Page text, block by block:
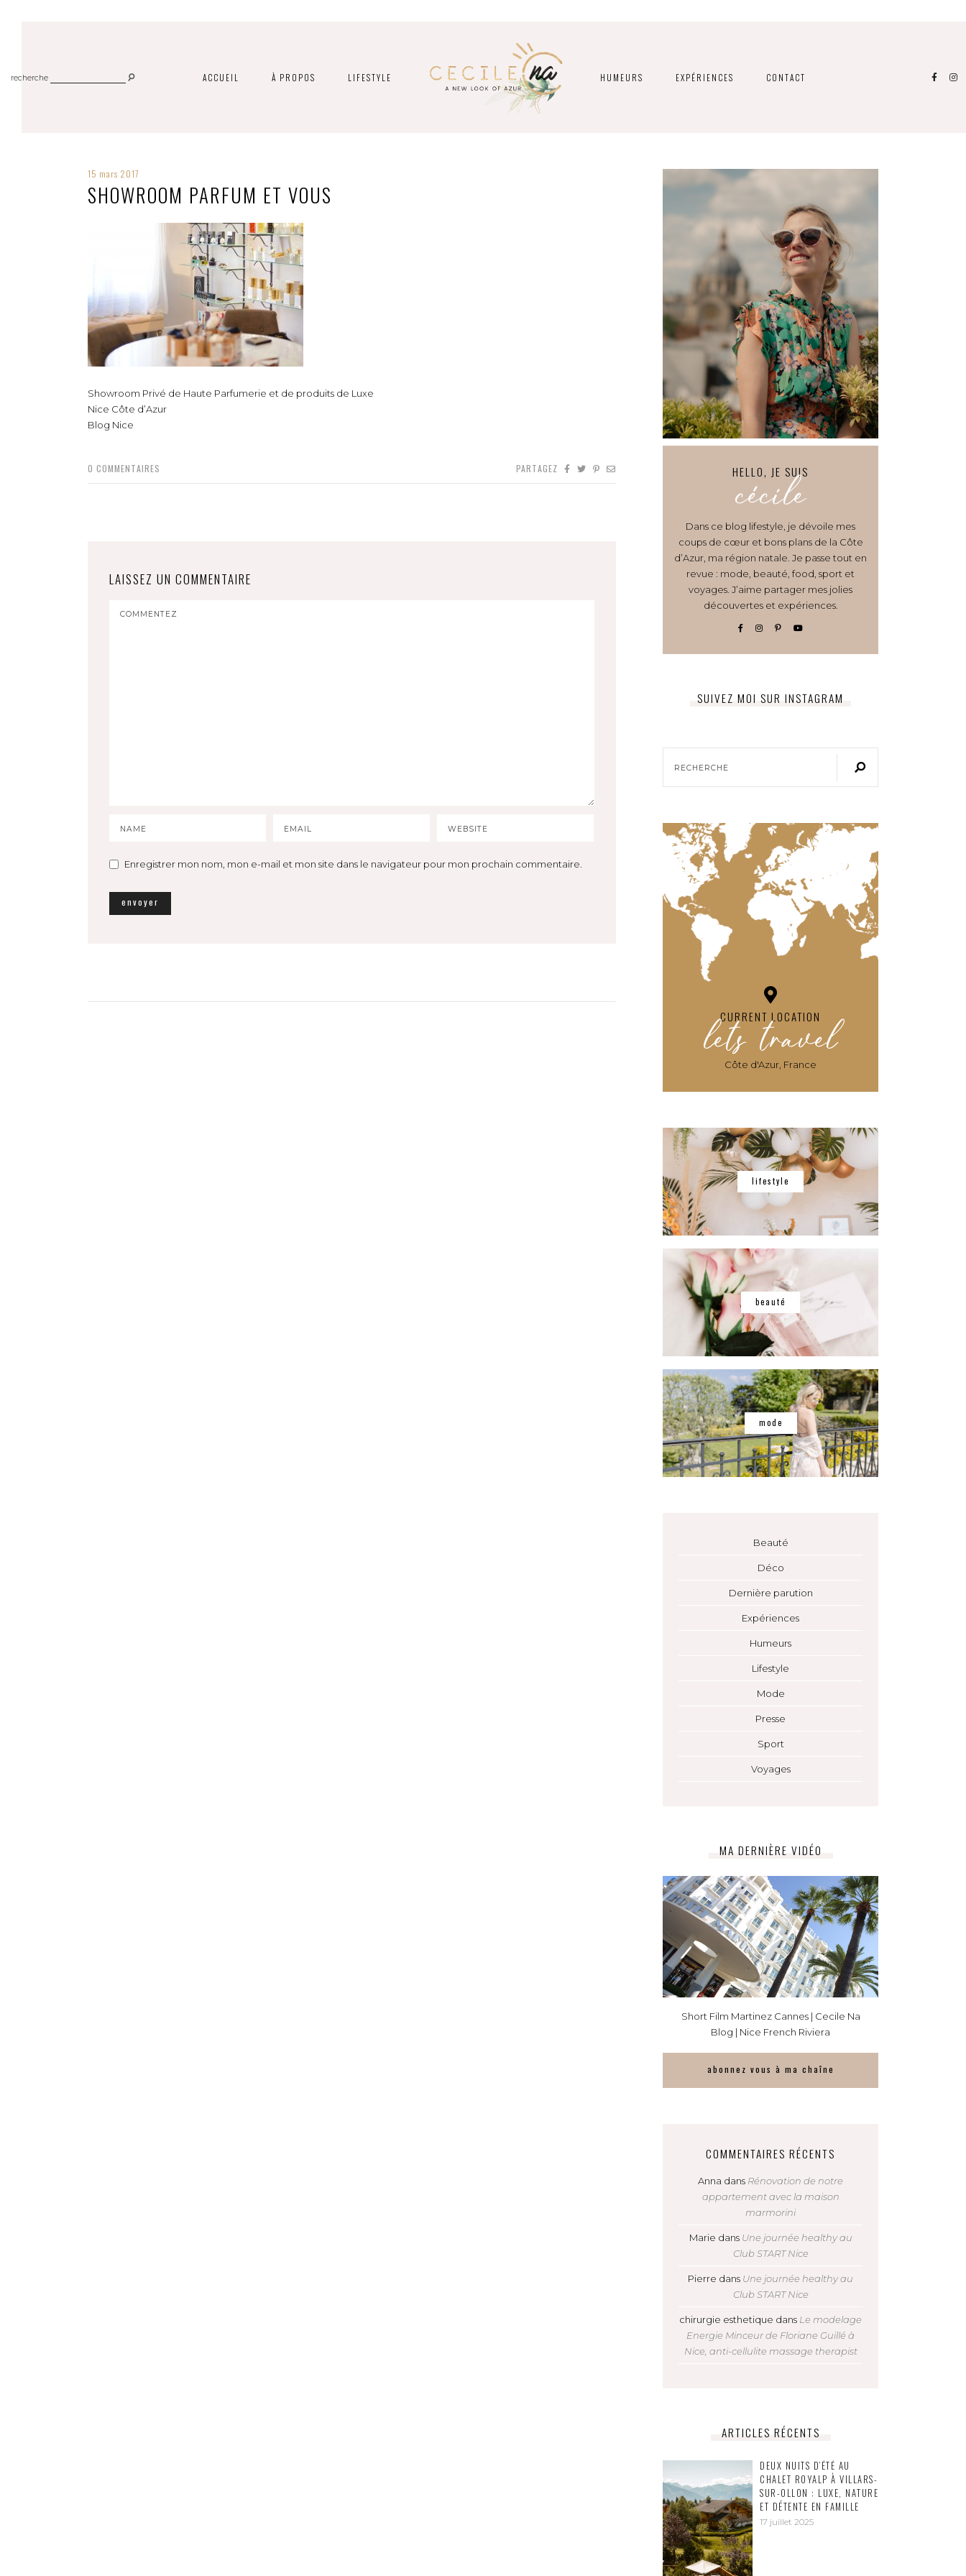
recherche ACCUEIL À PROPOS LIFESTYLE HUMEURS EXPÉRIENCES CONTACT
15 mars 2017
SHOWROOM PARFUM ET VOUS
Showroom Privé de Haute Parfumerie et de produits de Luxe
Nice Côte d’Azur
Blog Nice
0 COMMENTAIRES PARTAGEZ
LAISSEZ UN COMMENTAIRE
Enregistrer mon nom, mon e-mail et mon site dans le navigateur pour mon prochain commentaire.
HELLO, JE SUIS
cécile
Dans ce blog lifestyle, je dévoile mes
coups de cœur et bons plans de la Côte
d’Azur, ma région natale. Je passe tout en
revue : mode, beauté, food, sport et
voyages. J’aime partager mes jolies
découvertes et expériences.
SUIVEZ MOI SUR INSTAGRAM
CURRENT LOCATION
lets travel
Côte d'Azur, France
lifestyle
beauté
mode
Beauté
Déco
Dernière parution
Expériences
Humeurs
Lifestyle
Mode
Presse
Sport
Voyages
MA DERNIÈRE VIDÉO
Short Film Martinez Cannes | Cecile Na
Blog | Nice French Riviera
abonnez vous à ma chaîne
COMMENTAIRES RÉCENTS
Anna dans Rénovation de notre
appartement avec la maison
marmorini
Marie dans Une journée healthy au
Club START Nice
Pierre dans Une journée healthy au
Club START Nice
chirurgie esthetique dans Le modelage
Energie Minceur de Floriane Guillé à
Nice, anti-cellulite massage therapist
ARTICLES RÉCENTS
DEUX NUITS D’ÉTÉ AU
CHALET ROYALP À VILLARS-
SUR-OLLON : LUXE, NATURE
ET DÉTENTE EN FAMILLE
17 juillet 2025